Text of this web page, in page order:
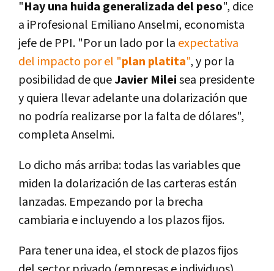
"Hay una huida generalizada del peso", dice
a iProfesional Emiliano Anselmi, economista
jefe de PPI. "Por un lado por la expectativa
del impacto por el "plan platita", y por la
posibilidad de queJavier Mileisea presidente
y quiera llevar adelante una dolarización que
no podría realizarse por la falta de dólares",
completa Anselmi.
Lo dicho más arriba: todas las variables que
miden la dolarización de las carteras están
lanzadas. Empezando por la brecha
cambiaria e incluyendo a los plazos fijos.
Para tener una idea, el stock de plazos fijos